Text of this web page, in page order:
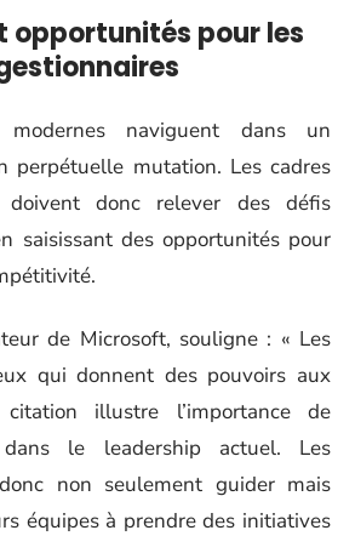
opportunités pour les
modernes naviguent dans un
perpétuelle mutation. Les cadres
doivent donc relever des défis
saisissant des opportunités pour
de Microsoft, souligne : « Les
qui donnent des pouvoirs aux
illustre l’importance de
dans le leadership actuel. Les
non seulement guider mais
équipes à prendre des initiatives